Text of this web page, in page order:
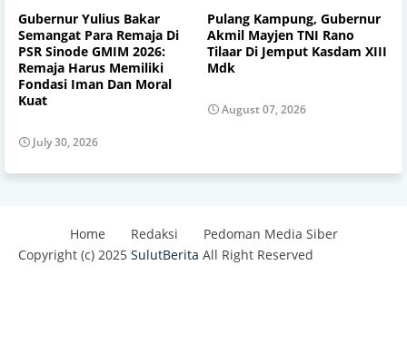
Gubernur Yulius Bakar
Semangat Para Remaja Di
PSR Sinode GMIM 2026:
Remaja Harus Memiliki
Fondasi Iman Dan Moral
Kuat
July 30, 2026
Pulang Kampung, Gubernur
Akmil Mayjen TNI Rano
Tilaar Di Jemput Kasdam XIII
Mdk
August 07, 2026
Home Redaksi
Pedoman Media Siber
Copyright (c) 2025 SulutBerita All Right Reserved